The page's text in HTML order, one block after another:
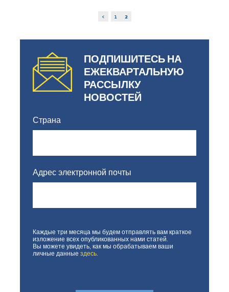
< 1 2
ПОДПИШИТЕСЬ НА
ЕЖЕКВАРТАЛЬНУЮ
РАССЫЛКУ
НОВОСТЕЙ
Страна
Адрес электронной почты
Если вы
человек,
оставьте
Каждые три месяца мы будем отправлять вам краткое
изложение всех опубликованных нами статей.
Вы можете увидеть, как мы обрабатываем ваши
личные данные здесь.